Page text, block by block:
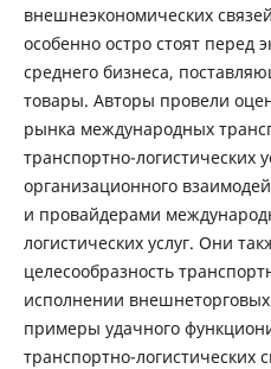
внешнеэкономических
особенно остро стоят перед
среднего бизнеса,
товары. Авторы провели
рынка международных
транспортно-логистических
организационного
и провайдерами
логистических услуг. Они
целесообразность
исполнении
примеры удачного
транспортно-логистических